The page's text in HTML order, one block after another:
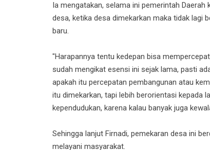
Ia mengatakan, selama ini pemerintah
desa, ketika desa dimekarkan maka tidak lagi
baru.
"Harapannya tentu kedepan bisa
sudah mengikat esensi ini sejak lama, pasti
apakah itu percepatan pembangunan atau
itu dimekarkan, tapi lebih berorientasi kepada
kependudukan, karena kalau banyak juga
Sehingga lanjut Firnadi, pemekaran desa ini
melayani masyarakat.